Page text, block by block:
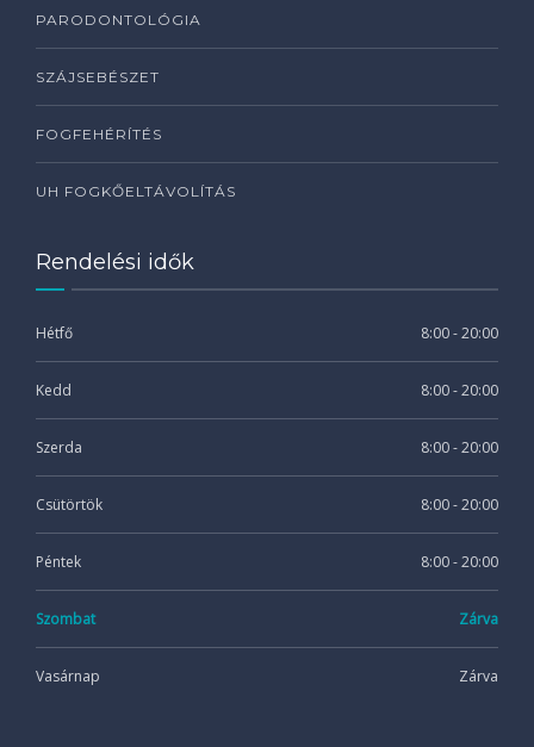
PARODONTOLÓGIA
SZÁJSEBÉSZET
FOGFEHÉRÍTÉS
UH FOGKŐELTÁVOLÍTÁS
Rendelési idők
Hétfő 8:00 - 20:00
Kedd 8:00 - 20:00
Szerda 8:00 - 20:00
Csütörtök 8:00 - 20:00
Péntek 8:00 - 20:00
Szombat Zárva
Vasárnap Zárva